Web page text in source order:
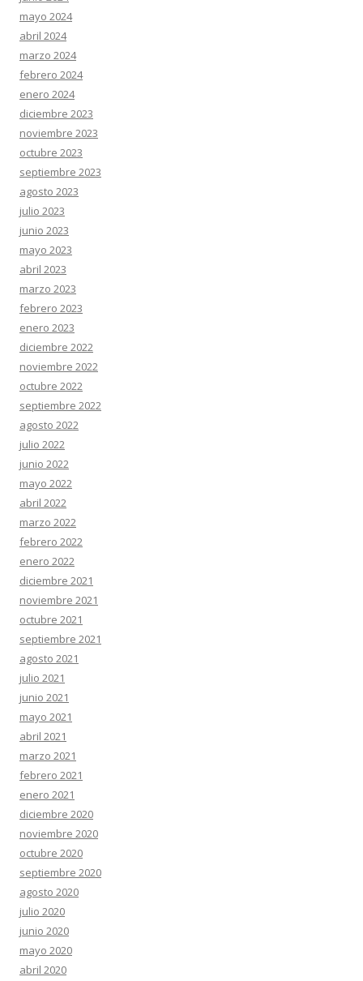
mayo 2024
abril 2024
marzo 2024
febrero 2024
enero 2024
diciembre 2023
noviembre 2023
octubre 2023
septiembre 2023
agosto 2023
julio 2023
junio 2023
mayo 2023
abril 2023
marzo 2023
febrero 2023
enero 2023
diciembre 2022
noviembre 2022
octubre 2022
septiembre 2022
agosto 2022
julio 2022
junio 2022
mayo 2022
abril 2022
marzo 2022
febrero 2022
enero 2022
diciembre 2021
noviembre 2021
octubre 2021
septiembre 2021
agosto 2021
julio 2021
junio 2021
mayo 2021
abril 2021
marzo 2021
febrero 2021
enero 2021
diciembre 2020
noviembre 2020
octubre 2020
septiembre 2020
agosto 2020
julio 2020
junio 2020
mayo 2020
abril 2020